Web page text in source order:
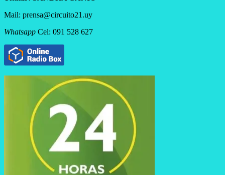
Mail: prensa@circuito21.uy
Whatsapp Cel: 091 528 627